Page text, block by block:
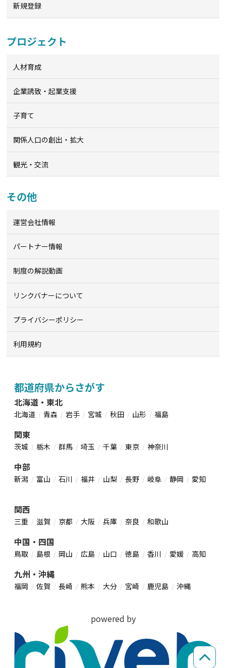
新規登録
プロジェクト
人材育成
企業誘致・起業支援
子育て
関係人口の創出・拡大
観光・交流
その他
運営会社情報
パートナー情報
制度の解説動画
リンクバナーについて
プライバシーポリシー
利用規約
都道府県からさがす
北海道・東北
北海道 青森 岩手 宮城 秋田 山形 福島
関東
茨城 栃木 群馬 埼玉 千葉 東京 神奈川
中部
新潟 富山 石川 福井 山梨 長野 岐阜 静岡 愛知
関西
三重 滋賀 京都 大阪 兵庫 奈良 和歌山
中国・四国
鳥取 島根 岡山 広島 山口 徳島 香川 愛媛 高知
九州・沖縄
福岡 佐賀 長崎 熊本 大分 宮崎 鹿児島 沖縄
powered by